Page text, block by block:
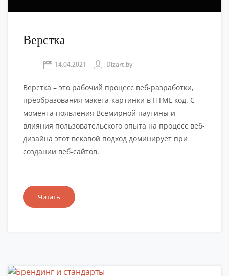
Верстка
14.04.2021 Dizart.by
Верстка – это рабочий процесс веб-разработки,
преобразования макета-картинки в HTML код. С
момента появления Всемирной паутины и
влияния пользовательского опыта на процесс веб-
дизайна этот вековой подход доминирует при
создании веб-сайтов.
Читать